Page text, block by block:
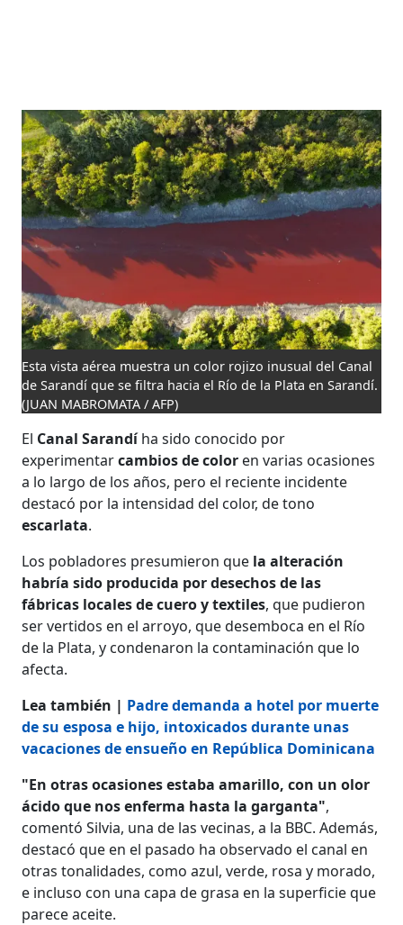
Esta vista aérea muestra un color rojizo inusual del Canal
de Sarandí que se filtra hacia el Río de la Plata en Sarandí.
(JUAN MABROMATA / AFP)
El Canal Sarandíha sido conocido por
experimentarcambios de color en varias ocasiones
a lo largo de los años, pero el reciente incidente
destacó por la intensidad del color, de tono
escarlata.
Los pobladores presumieron que la alteración
habría sido producida por desechos de las
fábricas locales de cuero y textiles, que pudieron
ser vertidos en el arroyo, que desemboca en el Río
de la Plata, y condenaron la contaminación que lo
afecta.
Lea también | Padre demanda a hotel por muerte
de su esposa e hijo, intoxicados durante unas
vacaciones de ensueño en República Dominicana
"En otras ocasiones estaba amarillo, con un olor
ácido que nos enferma hasta la garganta",
comentó Silvia, una de las vecinas, a la BBC. Además,
destacó que en el pasado ha observado el canal en
otras tonalidades, como azul, verde, rosa y morado,
e incluso con una capa de grasa en la superficie que
parece aceite.